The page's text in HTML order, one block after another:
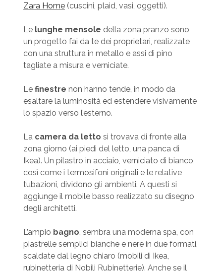
Zara Home(cuscini, plaid, vasi, oggetti).
Le lunghe mensole della zona pranzo sono
un progetto fai da te dei proprietari, realizzate
con una struttura in metallo e assi di pino
tagliate a misura e verniciate.
Le finestre non hanno tende, in modo da
esaltare la luminosità ed estendere visivamente
lo spazio verso l’esterno.
La camera da letto si trovava di fronte alla
zona giorno (ai piedi del letto, una panca di
Ikea). Un pilastro in ​​acciaio, verniciato di bianco,
così come i termosifoni originali e le relative
tubazioni, dividono gli ambienti. A questi si
aggiunge il mobile basso realizzato su disegno
degli architetti.
L’ampio bagno , sembra una moderna spa, con
piastrelle semplici bianche e nere in due formati,
scaldate dal legno chiaro (mobili di Ikea,
rubinetteria di Nobili Rubinetterie). Anche se il